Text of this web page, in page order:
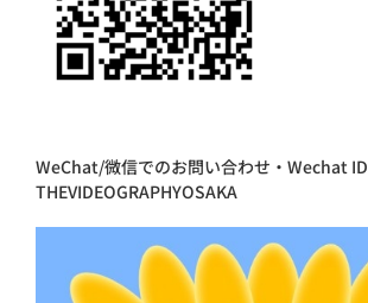
WeChat/微信でのお問い合わせ・Wechat ID
THEVIDEOGRAPHYOSAKA